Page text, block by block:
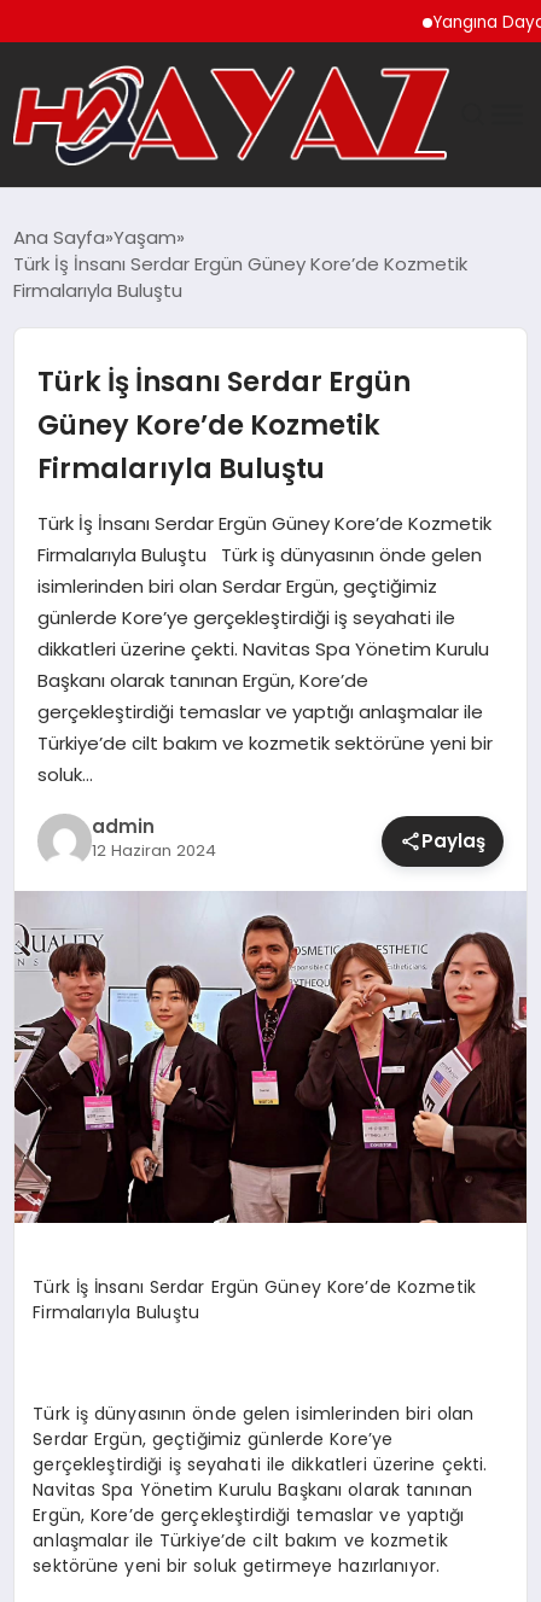
Yangına Dayanıklı
DÜNYA
MAGAZIN
SAĞLIK
SIYASET
SPOR
TEKNOLOJI
YAŞAM
Ana Sayfa Yaşam
Türk İş İnsanı Serdar Ergün Güney Kore’de Kozmetik
Firmalarıyla Buluştu
Türk İş İnsanı Serdar Ergün
Güney Kore’de Kozmetik
Firmalarıyla Buluştu
Türk İş İnsanı Serdar Ergün Güney Kore’de Kozmetik
Firmalarıyla Buluştu Türk iş dünyasının önde gelen
isimlerinden biri olan Serdar Ergün, geçtiğimiz
günlerde Kore’ye gerçekleştirdiği iş seyahati ile
dikkatleri üzerine çekti. Navitas Spa Yönetim Kurulu
Başkanı olarak tanınan Ergün, Kore’de
gerçekleştirdiği temaslar ve yaptığı anlaşmalar ile
Türkiye’de cilt bakım ve kozmetik sektörüne yeni bir
soluk…
admin
12 Haziran 2024 Paylaş
Türk İş İnsanı Serdar Ergün Güney Kore’de Kozmetik
Firmalarıyla Buluştu
Türk iş dünyasının önde gelen isimlerinden biri olan
Serdar Ergün, geçtiğimiz günlerde Kore’ye
gerçekleştirdiği iş seyahati ile dikkatleri üzerine çekti.
Navitas Spa Yönetim Kurulu Başkanı olarak tanınan
Ergün, Kore’de gerçekleştirdiği temaslar ve yaptığı
anlaşmalar ile Türkiye’de cilt bakım ve kozmetik
sektörüne yeni bir soluk getirmeye hazırlanıyor.